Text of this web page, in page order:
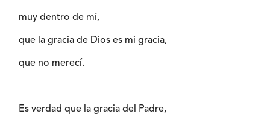
muy dentro de mí,
que la gracia de Dios es mi gracia,
que no merecí.
Es verdad que la gracia del Padre,